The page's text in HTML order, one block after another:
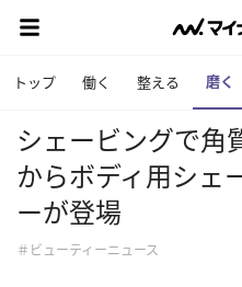
トップ 働く 整える 磨く
シェービングで角
からボディ用シェ
ーが登場
＃ビューティーニュース